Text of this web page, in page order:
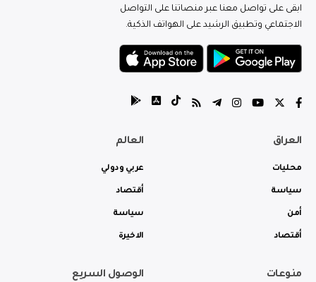
ابقى على تواصل معنا عبر منصاتنا على التواصل
الاجتماعي وتطبيق الرشيد على الهواتف الذكية.
العراق
محليات
سياسة
أمن
أقتصاد
العالم
عربي ودولي
أقتصاد
سياسة
الاخيرة
منوعات الوصول السريع